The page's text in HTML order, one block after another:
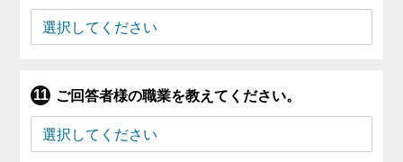
ご回答者様の職業を教えてください。